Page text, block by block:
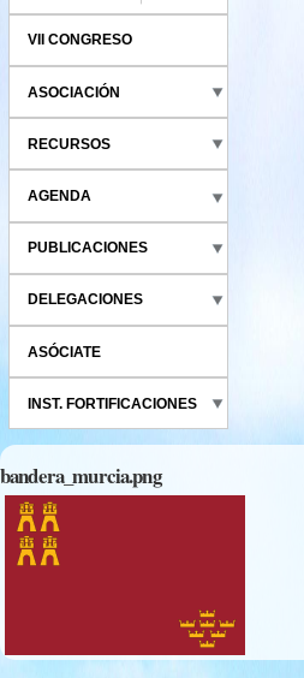
VII CONGRESO
ASOCIACIÓN
RECURSOS
AGENDA
PUBLICACIONES
DELEGACIONES
ASÓCIATE
INST. FORTIFICACIONES
bandera_murcia.png